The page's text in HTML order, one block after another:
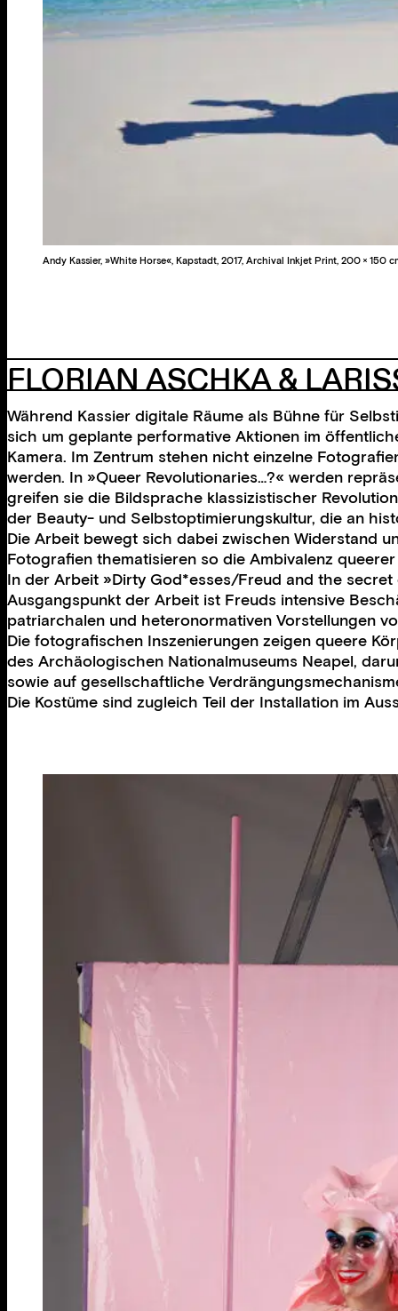
Andy Kassier, »White Horse«, Kapstadt, 2017, Archival Inkjet Print, 200 × 150
FLORIAN ASCHKA &
Während Kassier digitale Räume als Bühne für
sich um geplante performative Aktionen im
Kamera. Im Zentrum stehen nicht einzelne
werden. In »Queer Revolutionaries…?« werden
greifen sie die Bildsprache klassizistischer
der Beauty- und Selbstoptimierungskultur, die an
Die Arbeit bewegt sich dabei zwischen Widerstand
Fotografien thematisieren so die Ambivalenz
In der Arbeit »Dirty God*esses/Freud and the
Ausgangspunkt der Arbeit ist Freuds intensive
patriarchalen und heteronormativen Vorstellungen
Die fotografischen Inszenierungen zeigen queere
des Archäologischen Nationalmuseums Neapel,
sowie auf gesellschaftliche
Die Kostüme sind zugleich Teil der Installation im